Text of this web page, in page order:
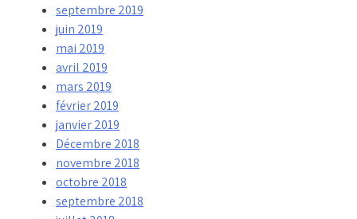
septembre 2019
juin 2019
mai 2019
avril 2019
mars 2019
février 2019
janvier 2019
Décembre 2018
novembre 2018
octobre 2018
septembre 2018